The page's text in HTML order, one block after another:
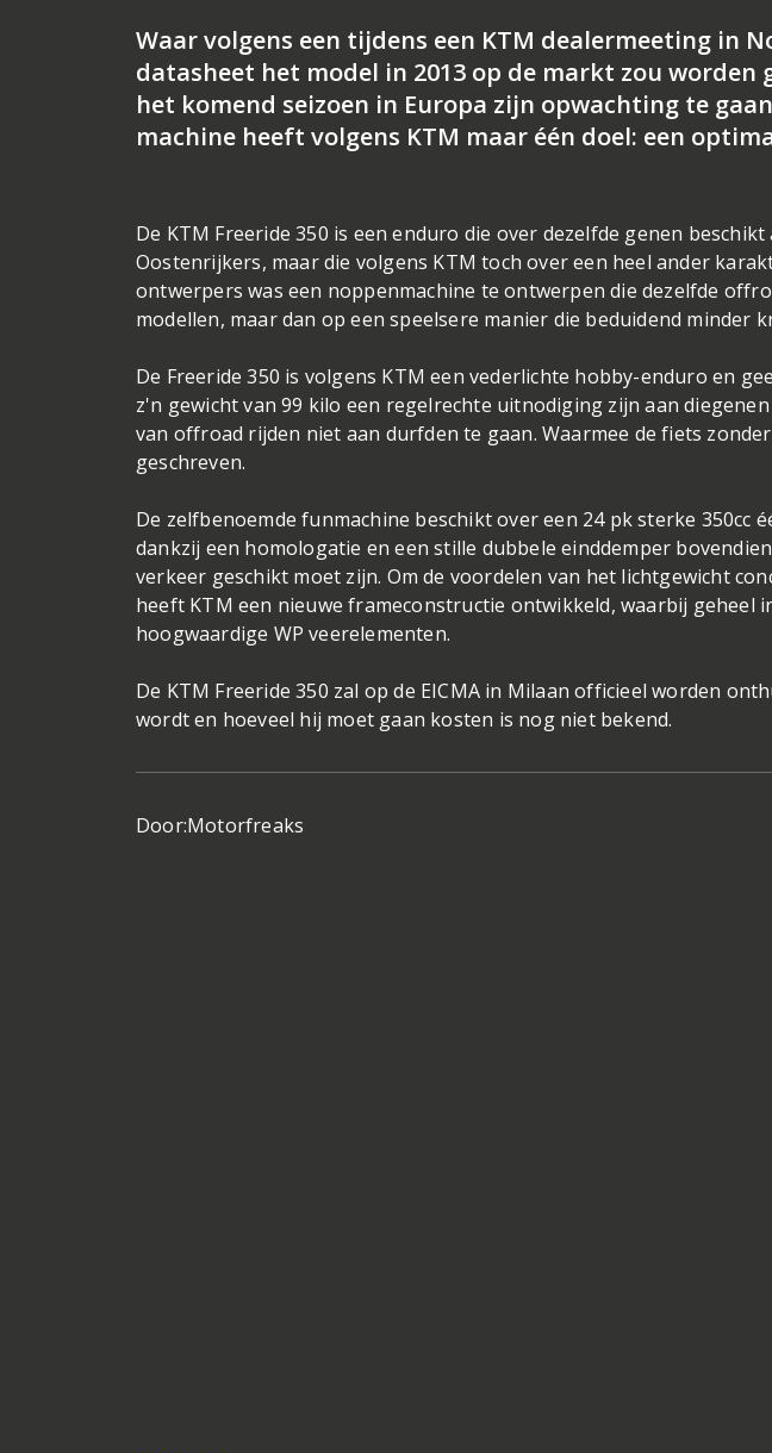
Waar volgens een tijdens een KTM dealermeeting in
datasheet het model in 2013 op de markt zou worden
het komend seizoen in Europa zijn opwachting te
machine heeft volgens KTM maar één doel: een
De KTM Freeride 350 is een enduro die over dezelfde genen
Oostenrijkers, maar die volgens KTM toch over een heel ander
ontwerpers was een noppenmachine te ontwerpen die dezelfde
modellen, maar dan op een speelsere manier die beduidend minder
De Freeride 350 is volgens KTM een vederlichte hobby-enduro en
z'n gewicht van 99 kilo een regelrechte uitnodiging zijn aan
van offroad rijden niet aan durfden te gaan. Waarmee de fiets
geschreven.
De zelfbenoemde funmachine beschikt over een 24 pk sterke 350cc
dankzij een homologatie en een stille dubbele einddemper
verkeer geschikt moet zijn. Om de voordelen van het lichtgewicht
heeft KTM een nieuwe frameconstructie ontwikkeld, waarbij geheel
hoogwaardige WP veerelementen.
De KTM Freeride 350 zal op de EICMA in Milaan officieel worden
wordt en hoeveel hij moet gaan kosten is nog niet bekend.
Door:Motorfreaks